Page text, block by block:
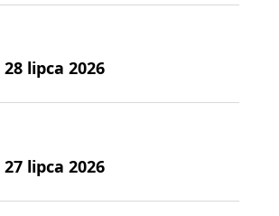
28 lipca 2026
27 lipca 2026